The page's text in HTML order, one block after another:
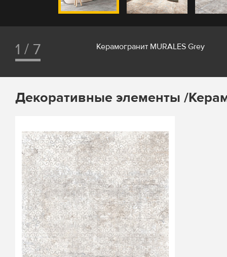
1 / 7 Керамогранит MURALES Grey
Декоративные элементы /